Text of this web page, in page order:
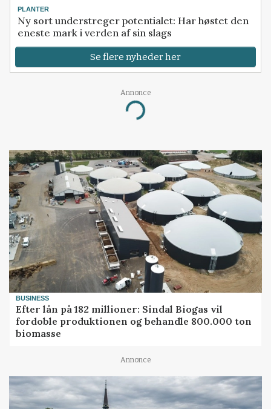
PLANTER
Ny sort understreger potentialet: Har høstet den
eneste mark i verden af sin slags
Se flere nyheder her
Annonce
Loading...
BUSINESS
Efter lån på 182 millioner: Sindal Biogas vil
fordoble produktionen og behandle 800.000 ton
biomasse
Annonce